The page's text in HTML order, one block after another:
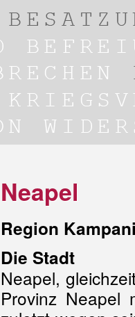
Neapel
Region
Die Stadt
Neapel,
Provinz Neapel